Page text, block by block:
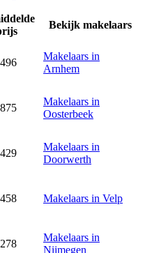
Bekijk makelaars
Makelaars in
Arnhem
Makelaars in
Oosterbeek
Makelaars in
Doorwerth
Makelaars in Velp
Makelaars in
Nijmegen